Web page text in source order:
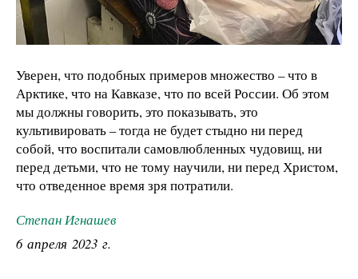
Уверен, что подобных примеров множество – что в
Арктике, что на Кавказе, что по всей России. Об этом
мы должны говорить, это показывать, это
культивировать – тогда не будет стыдно ни перед
собой, что воспитали самовлюбленных чудовищ, ни
перед детьми, что не тому научили, ни перед Христом,
что отведенное время зря потратили.
Степан Игнашев
6 апреля 2023 г.